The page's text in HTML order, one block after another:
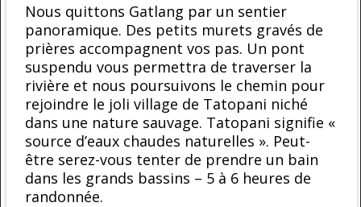
Nous quittons Gatlang par un sentier
panoramique. Des petits murets gravés de
prières accompagnent vos pas. Un pont
suspendu vous permettra de traverser la
rivière et nous poursuivons le chemin pour
rejoindre le joli village de Tatopani niché
dans une nature sauvage. Tatopani signifie «
source d’eaux chaudes naturelles ». Peut-
être serez-vous tenter de prendre un bain
dans les grands bassins – 5 à 6 heures de
randonnée.